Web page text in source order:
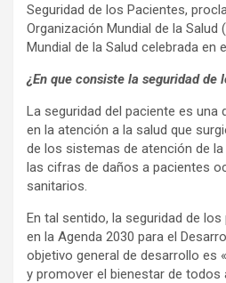
Seguridad de los Pacientes,
Organización Mundial de la Salud
Mundial de la Salud celebrada en
¿En que consiste la seguridad de
La seguridad del paciente es una
en la atención a la salud que
de los sistemas de atención de
las cifras de daños a pacientes
sanitarios.
En tal sentido, la seguridad de
en la Agenda 2030 para el
objetivo general de desarrollo es
y promover el bienestar de todos